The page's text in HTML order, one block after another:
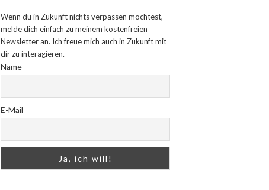
Wenn du in Zukunft nichts verpassen möchtest,
melde dich einfach zu meinem kostenfreien
Newsletter an. Ich freue mich auch in Zukunft mit
dir zu interagieren.
Name
E-Mail